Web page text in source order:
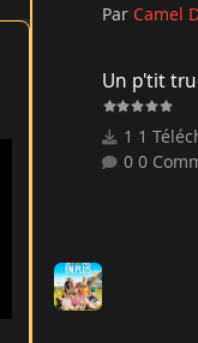
Par Camel
Un p'tit
1
0